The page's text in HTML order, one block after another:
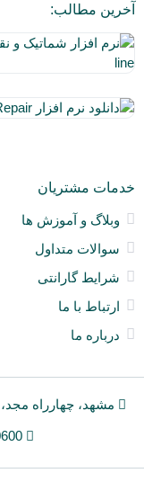
آخرین مطالب:
خدمات مشتریان
وبلاگ و آموزش ها
سوالات متداول
شرایط گارانتی
ارتباط با ما
درباره ما
مشهد، چهارراه مجد،